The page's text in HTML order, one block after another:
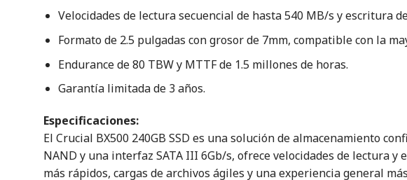
Velocidades de lectura secuencial de hasta 540 MB/s y escritura
Formato de 2.5 pulgadas con grosor de 7mm, compatible con la
Endurance de 80 TBW y MTTF de 1.5 millones de horas.
Garantía limitada de 3 años.
Especificaciones:
El Crucial BX500 240GB SSD es una solución de almacenamiento
NAND y una interfaz SATA III 6Gb/s, ofrece velocidades de lectura
más rápidos, cargas de archivos ágiles y una experiencia general